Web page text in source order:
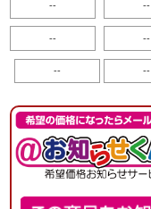
-- --
-- --
-- --